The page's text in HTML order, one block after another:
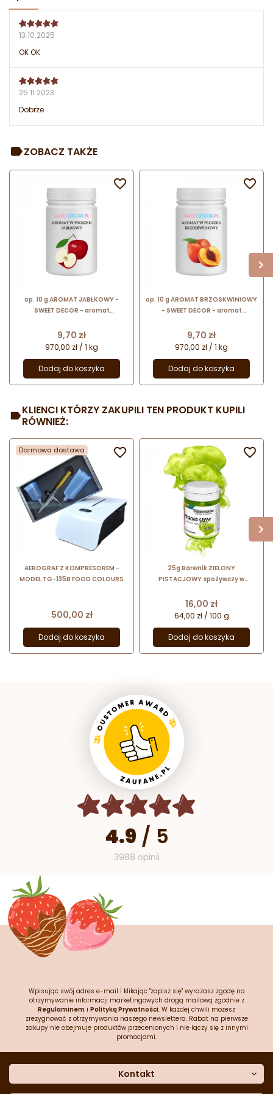
13.10.2025
OK OK
25.11.2023
Dobrze
ZOBACZ TAKŻE
op. 10 g AROMAT JABŁKOWY -
SWEET DECOR - aromat
smak i zapach
Cena
9,70 zł
970,00 zł / 1 kg
Dodaj do koszyka

op. 10 g AROMAT BRZOSKWINIOWY
- SWEET DECOR - aromat
smak i zapach
Cena
9,70 zł
970,00 zł / 1 kg
Dodaj do koszyka

KLIENCI KTÓRZY ZAKUPILI TEN PRODUKT KUPILI
RÓWNIEŻ:
Darmowa dostawa
AEROGRAF Z KOMPRESOREM -
MODEL TG-135B FOOD COLOURS
Cena
500,00 zł
Dodaj do koszyka

25g Barwnik ZIELONY
PISTACJOWY spożywczy w
Cena
16,00 zł
64,00 zł / 100 g
Dodaj do koszyka

4.9 / 5
3988 opinii
Wpisując swój adres e-mail i klikając "zapisz się" wyrażasz zgodę na
otrzymywanie informacji marketingowych drogą mailową zgodnie z
Regulaminem i Polityką Prywatności. W każdej chwili możesz
zrezygnować z otrzymywania naszego newslettera. Rabat na pierwsze
zakupy nie obejmuje produktów przecenionych i nie łączy się z innymi
promocjami.
Kontakt